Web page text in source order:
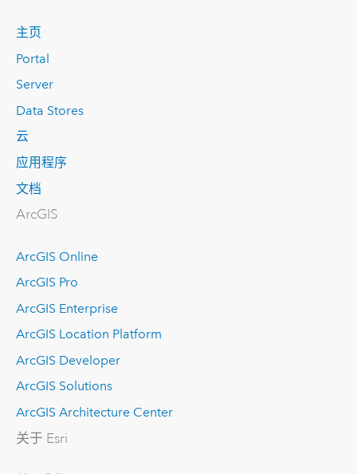
主页
Portal
Server
Data Stores
云
应用程序
文档
ArcGIS
ArcGIS Online
ArcGIS Pro
ArcGIS Enterprise
ArcGIS Location Platform
ArcGIS Developer
ArcGIS Solutions
ArcGIS Architecture Center
关于 Esri